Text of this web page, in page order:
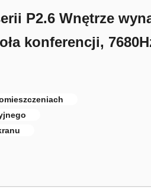
P2.6 Wnętrze
konferencji,